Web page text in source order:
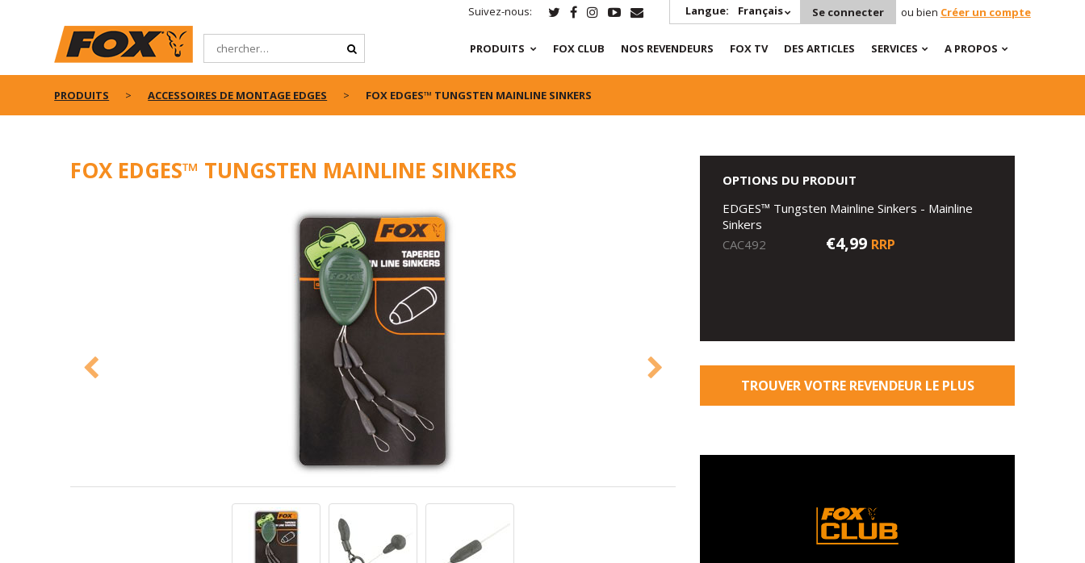
Suivez-nous: Langue: Français Se connecter ou bien Créer un compte
PRODUITS FOX CLUB NOS REVENDEURS FOX TV DES ARTICLES SERVICES A PROPOS
PRODUITS ACCESSOIRES DE MONTAGE EDGES FOX EDGES™ TUNGSTEN MAINLINE SINKERS
FOX EDGES™ TUNGSTEN MAINLINE SINKERS
OPTIONS DU PRODUIT
EDGES™ Tungsten Mainline Sinkers - Mainline
Sinkers
CAC492
€4,99 RRP
TROUVER VOTRE REVENDEUR LE PLUS